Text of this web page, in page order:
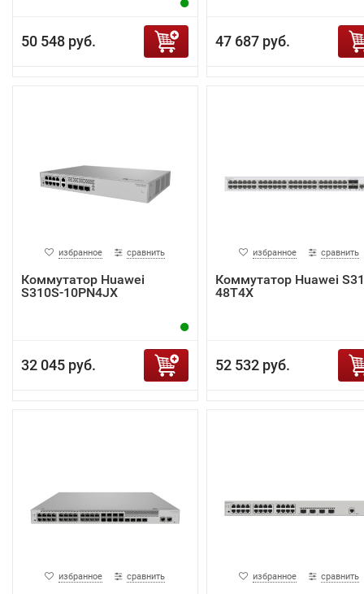
50 548 руб. 47 687 руб.
избранное сравнить
Коммутатор Huawei
S310S-10PN4JX
32 045 руб.
избранное сравнить
Коммутатор Huawei
48T4X
52 532 руб.
избранное сравнить избранное сравнить